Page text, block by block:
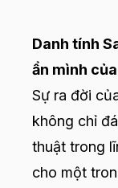
Danh tính
ẩn mình
Sự ra đời
không chỉ
thuật trong
cho một